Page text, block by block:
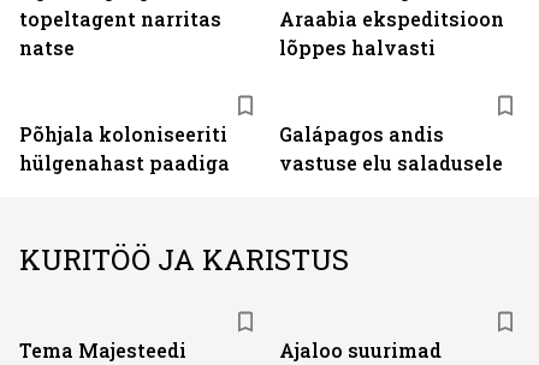
topeltagent narritas
natse
Araabia ekspeditsioon
lõppes halvasti
Põhjala koloniseeriti
hülgenahast paadiga
Galápagos andis
vastuse elu saladusele
KURITÖÖ JA KARISTUS
Tema Majesteedi
Ajaloo suurimad